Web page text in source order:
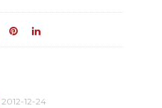
2012-12-24